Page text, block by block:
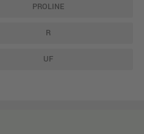
PROLINE
R
UF